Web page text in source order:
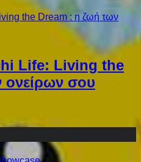
Life: Living the
σου